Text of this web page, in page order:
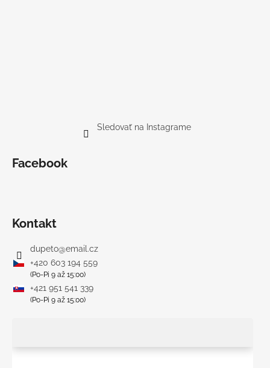
Sledovať na Instagrame
Facebook
Kontakt
dupeto@email.cz
+420 603 194 559
(Po-Pi 9 až 15:00)
+421 951 541 339
(Po-Pi 9 až 15:00)